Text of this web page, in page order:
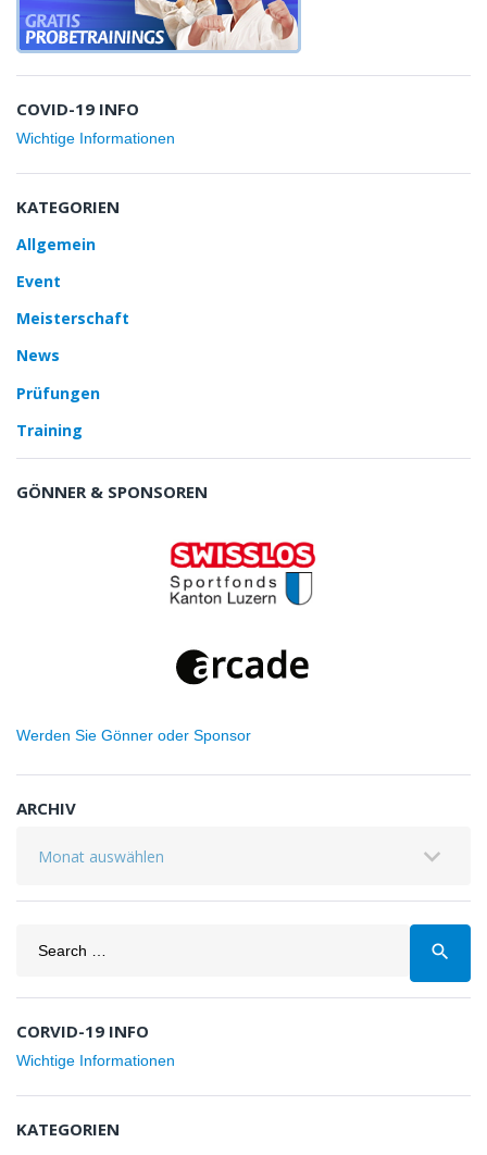
COVID-19 INFO
Wichtige Informationen
KATEGORIEN
Allgemein
Event
Meisterschaft
News
Prüfungen
Training
GÖNNER & SPONSOREN
Werden Sie Gönner oder Sponsor
ARCHIV
search
CORVID-19 INFO
Wichtige Informationen
KATEGORIEN